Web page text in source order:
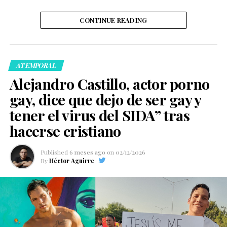
Les recuerdo que
Marlon Wayans,
productor de scary
movie, es un aliado de la
comunidad y AMA a su
hijo trans, este spoof
está hecho desde el
amor y la comunidad se
CONTINUE READING
ATEMPORAL
Alejandro Castillo, actor porno
gay, dice que dejo de ser gay y
tener el virus del SIDA” tras
hacerse cristiano
Published 6 meses ago on 02/12/2026
By Héctor Aguirre